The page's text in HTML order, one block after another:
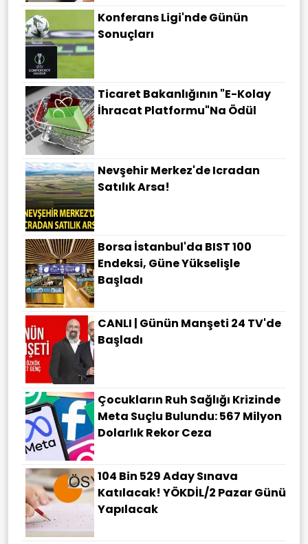
Konferans Ligi'nde Günün
Sonuçları
Ticaret Bakanlığının "E-Kolay
İhracat Platformu"na Ödül
Nevşehir Merkez'de Icradan
Satılık Arsa!
Borsa İstanbul'da BIST 100
Endeksi, Güne Yükselişle
Başladı
CANLI | Günün Manşeti 24 TV'de
Başladı
Çocukların Ruh Sağlığı Krizinde
Meta Suçlu Bulundu: 567 Milyon
Dolarlık Rekor Ceza
104 Bin 529 Aday Sınava
Katılacak! YÖKDİL/2 Pazar Günü
Yapılacak